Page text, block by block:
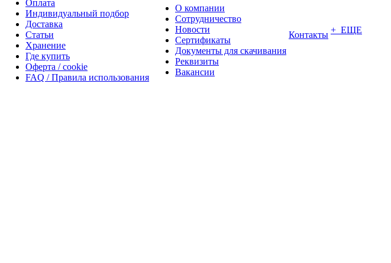
Оплата
Индивидуальный подбор
Доставка
Статьи
Хранение
Где купить
Оферта / cookie
FAQ / Правила использования
О компании
Сотрудничество
Новости
Сертификаты
Документы для скачивания
Реквизиты
Вакансии
Контакты + ЕЩЕ